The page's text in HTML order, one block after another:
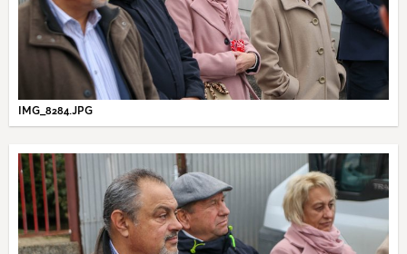
IMG_8284.JPG